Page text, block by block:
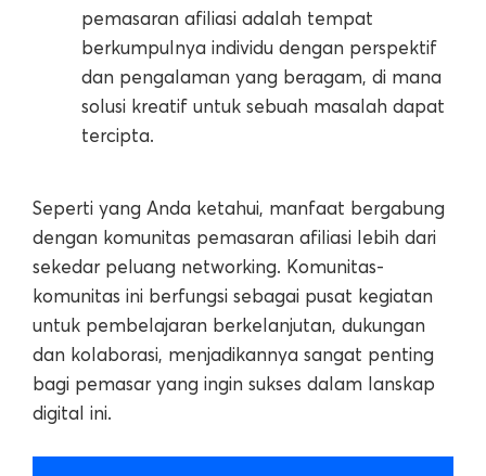
pemasaran afiliasi adalah tempat
berkumpulnya individu dengan perspektif
dan pengalaman yang beragam, di mana
solusi kreatif untuk sebuah masalah dapat
tercipta.
Seperti yang Anda ketahui, manfaat bergabung
dengan komunitas pemasaran afiliasi lebih dari
sekedar peluang networking. Komunitas-
komunitas ini berfungsi sebagai pusat kegiatan
untuk pembelajaran berkelanjutan, dukungan
dan kolaborasi, menjadikannya sangat penting
bagi pemasar yang ingin sukses dalam lanskap
digital ini.